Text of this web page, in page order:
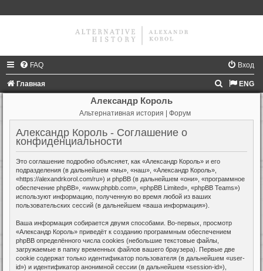
FAQ Вход
Главная ENG
Александр Король
Альтернативная история | Форум
Александр Король - Соглашение о
конфиденциальности
Это соглашение подробно объясняет, как «Александр Король» и его
подразделения (в дальнейшем «мы», «наш», «Александр Король»,
«https://alexandrkorol.com/ru») и phpBB (в дальнейшем «они», «программное
обеспечение phpBB», «www.phpbb.com», «phpBB Limited», «phpBB Teams»)
используют информацию, полученную во время любой из ваших
пользовательских сессий (в дальнейшем «ваша информация»).
Ваша информация собирается двумя способами. Во-первых, просмотр
«Александр Король» приведёт к созданию программным обеспечением
phpBB определённого числа cookies (небольшие текстовые файлы,
загружаемые в папку временных файлов вашего браузера). Первые две
cookie содержат только идентификатор пользователя (в дальнейшем «user-
id») и идентификатор анонимной сессии (в дальнейшем «session-id»),